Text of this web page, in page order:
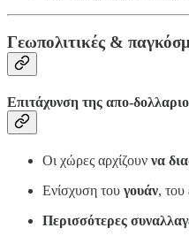
Γεωπολιτικές &
Επιτάχυνση της απο-
Οι χώρες αρχίζουν να
Ενίσχυση του γουάν, του
Περισσότερες